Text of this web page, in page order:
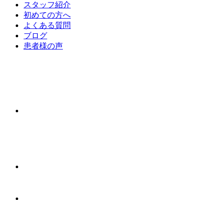
スタッフ紹介
初めての方へ
よくある質問
ブログ
患者様の声